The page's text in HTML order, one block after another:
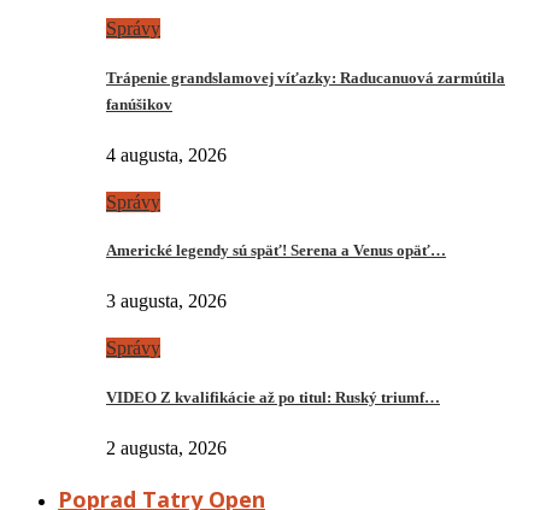
Správy
Trápenie grandslamovej víťazky: Raducanuová zarmútila
fanúšikov
4 augusta, 2026
Správy
Americké legendy sú späť! Serena a Venus opäť…
3 augusta, 2026
Správy
VIDEO Z kvalifikácie až po titul: Ruský triumf…
2 augusta, 2026
Poprad Tatry Open